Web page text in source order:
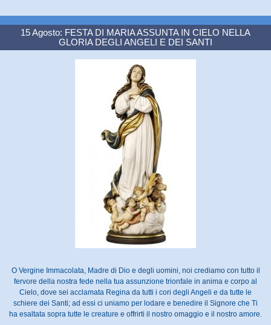
15 Agosto: FESTA DI MARIA ASSUNTA IN CIELO NELLA
GLORIA DEGLI ANGELI E DEI SANTI
O Vergine Immacolata, Madre di Dio e degli uomini, noi crediamo con tutto il
fervore della nostra fede nella tua assunzione trionfale in anima e corpo al
Cielo, dove sei acclamata Regina da tutti i cori degli Angeli e da tutte le
schiere dei Santi; ad essi ci uniamo per lodare e benedire il Signore che Ti
ha esaltata sopra tutte le creature e offrirti il nostro omaggio e il nostro amore.